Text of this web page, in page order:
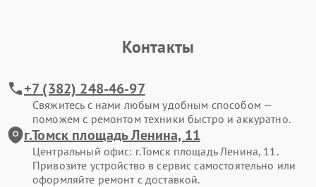
Контакты
+7 (382) 248-46-97
Свяжитесь с нами любым удобным способом —
поможем с ремонтом техники быстро и аккуратно.
г.Томск площадь Ленина, 11
Центральный офис: г.Томск площадь Ленина, 11.
Привозите устройство в сервис самостоятельно или
оформляйте ремонт с доставкой.